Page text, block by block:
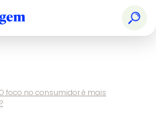
foco no consumidor é mais